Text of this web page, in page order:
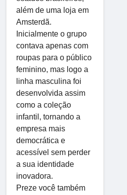
além de uma loja em
Amsterdã.
Inicialmente o grupo
contava apenas com
roupas para o público
feminino, mas logo a
linha masculina foi
desenvolvida assim
como a coleção
infantil, tornando a
empresa mais
democrática e
acessível sem perder
a sua identidade
inovadora.
Preze você também